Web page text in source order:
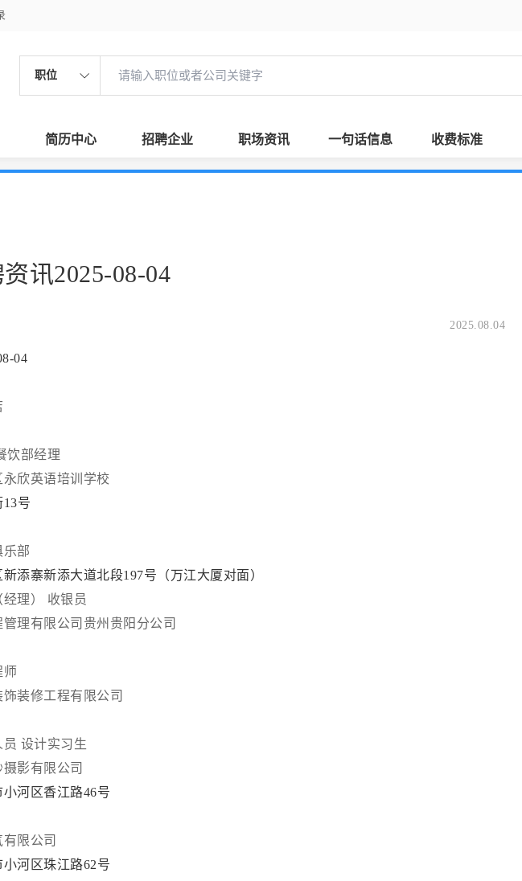
职位
简历中心 招聘企业 职场资讯 一句话信息 收费标准
讯2025-08-04
2025.08.04
04
饮部经理
永欣英语培训学校
号
乐部
添寨新添大道北段197号（万江大厦对面）
理）
收银员
理有限公司贵州贵阳分公司
师
装修工程有限公司
员 设计实习生
影有限公司
河区香江路46号
限公司
河区珠江路62号